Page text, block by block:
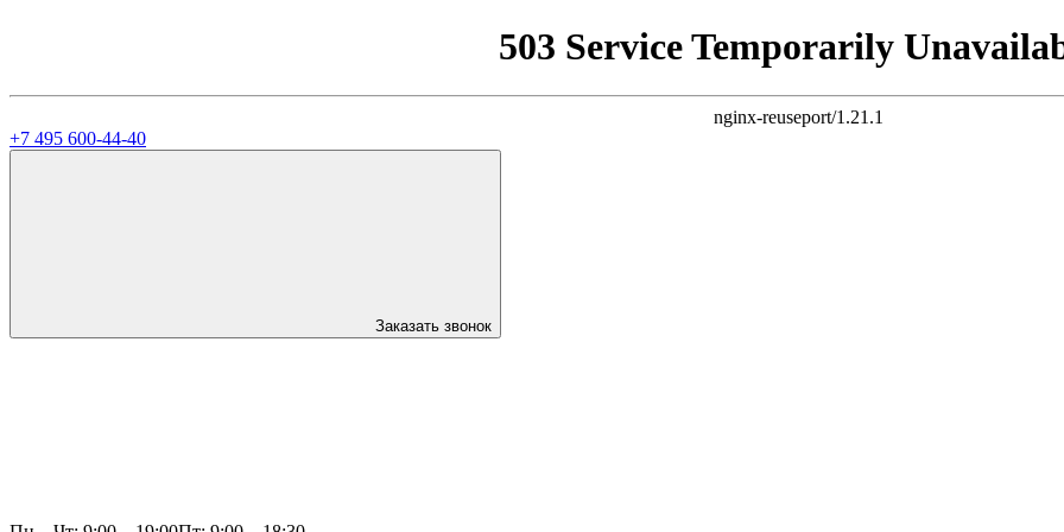
503 Service Temporarily
nginx-reuseport/1.21.1
+7 495 600-44-40
Заказать звонок